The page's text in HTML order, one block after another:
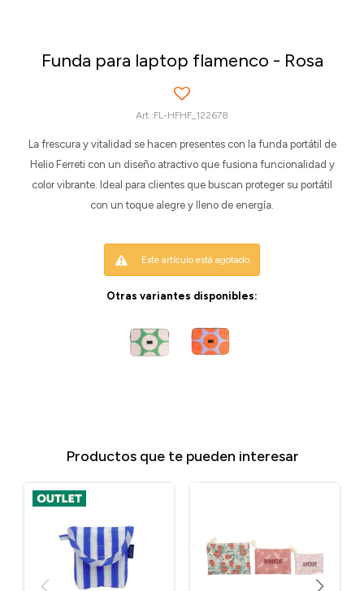
Funda para laptop flamenco - Rosa
FL-HFHF_122678
La frescura y vitalidad se hacen presentes con la funda portátil de
Helio Ferreti con un diseño atractivo que fusiona funcionalidad y
color vibrante. Ideal para clientes que buscan proteger su portátil
con un toque alegre y lleno de energía.
Este artículo está agotado.
Otras variantes disponibles:
Productos que te pueden interesar